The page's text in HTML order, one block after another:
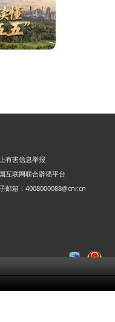
有害信息举报
互联网联合辟谣平台
邮箱：4008000088@cnr.cn